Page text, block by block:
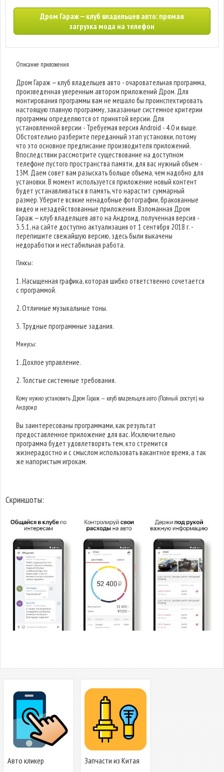
Дром Гараж — клуб владельцев авто: прямая
загрузка мода на телефон
Описание приложения
Дром Гараж — клуб владельцев авто - очаровательная программа,
произведенная уверенным автором приложений Дром. Для
монтирования программы вам не мешало бы проинспектировать
настоящую главную программу, заказанные системное критерии
программы определяются от принятой версии. Для
установленной версии - Требуемая версия Android - 4.0 и выше.
Обстоятельно разберите переданный этап установки, потому
что это основное предписание производителя приложений.
Впоследствии рассмотрите существование на доступном
телефоне пустого пространства памяти, для вас нужный объем -
13M. Даем совет вам разыскать больше объема, чем надобно для
установки. В момент используется приложение новый контент
будет устанавливаться в память, что нарастит суммарный
размер. Уберите всякие ненадобные фотографии, бракованные
видео и незадействованные приложения. Взломанная Дром
Гараж — клуб владельцев авто на Андроид, полученная версия -
3.5.1, на сайте доступно актуализация от 1 сентября 2018 г. -
перепишите свежайшую версию, здесь были выкачены
недоработки и нестабильная работа.
Плюсы:
1. Насыщенная графика, которая шибко ответственно сочетается
с программой.
2. Отличные музыкальные тоны.
3. Трудные программные задания.
Минусы:
1. Дохлое управление.
2. Толстые системные требования.
Кому нужно установить Дром Гараж — клуб владельцев авто (Полный доступ) на
Андроид
Вы заинтересованы программами, как результат
предоставленное приложение для вас. Исключительно
программа будет удовлетворять тем, кто стремится
жизнерадостно и с смыслом использовать вакантное время, а так
же напористым игрокам.
Скриншоты:
Авто кликер
Запчасти из Китая